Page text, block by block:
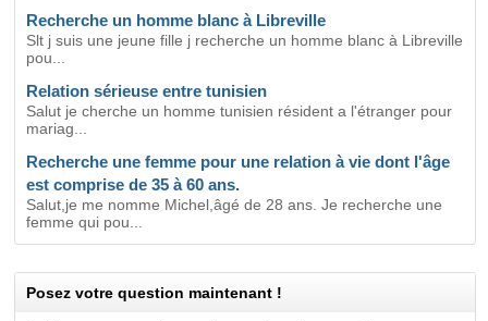
Recherche un homme blanc à Libreville
Slt j suis une jeune fille j recherche un homme blanc à Libreville
pou...
Relation sérieuse entre tunisien
Salut je cherche un homme tunisien résident a l'étranger pour
mariag...
Recherche une femme pour une relation à vie dont l'âge
est comprise de 35 à 60 ans.
Salut,je me nomme Michel,âgé de 28 ans. Je recherche une
femme qui pou...
Posez votre question maintenant !